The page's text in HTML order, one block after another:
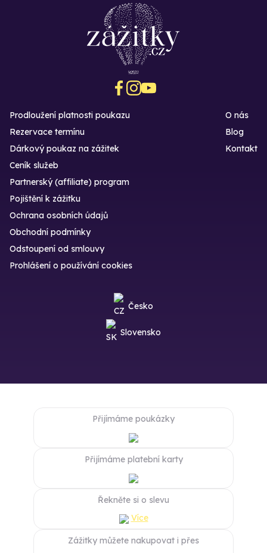
Prodloužení platnosti poukazu
Rezervace termínu
Dárkový poukaz na zážitek
O nás
Blog
Kontakt
Ceník služeb
Partnerský (affiliate) program
Pojištění k zážitku
Ochrana osobních údajů
Obchodní podmínky
Odstoupení od smlouvy
Prohlášení o používání cookies
Česko
Slovensko
Přijímáme poukázky
Přijímáme platební karty
Řekněte si o slevu
Více
Zážitky můžete nakupovat i přes